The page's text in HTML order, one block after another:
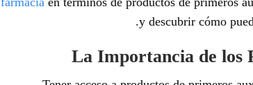
y descubrir cómo
La Importancia de los